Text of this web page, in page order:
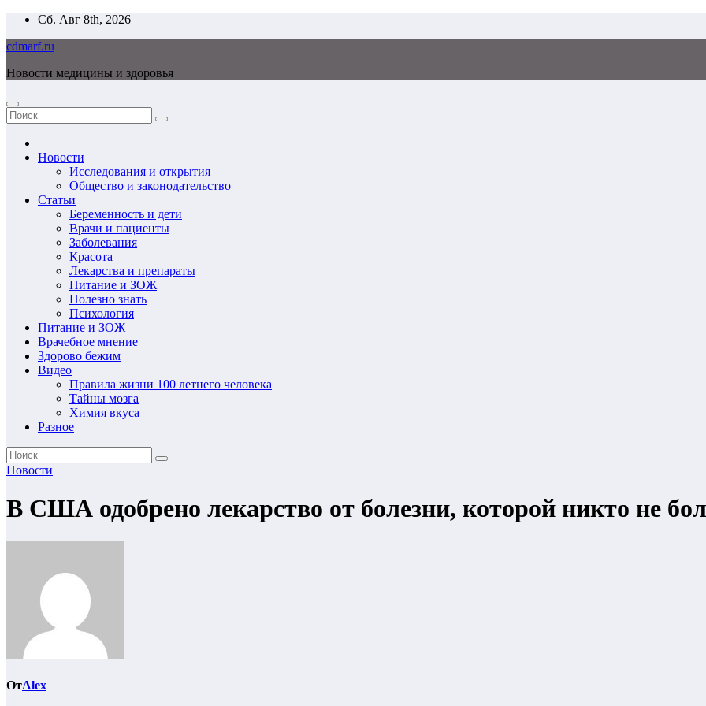
Перейти
содержимому
Сб. Авг 8th, 2026
cdmarf.ru
Новости медицины и здоровья
Новости
Исследования и открытия
Общество и законодательство
Статьи
Беременность и дети
Врачи и пациенты
Заболевания
Красота
Лекарства и препараты
Питание и ЗОЖ
Полезно знать
Психология
Питание и ЗОЖ
Врачебное мнение
Здорово бежим
Видео
Правила жизни 100 летнего человека
Тайны мозга
Химия вкуса
Разное
Новости
В США одобрено лекарство от болезни, которой никто не
ОтAlex